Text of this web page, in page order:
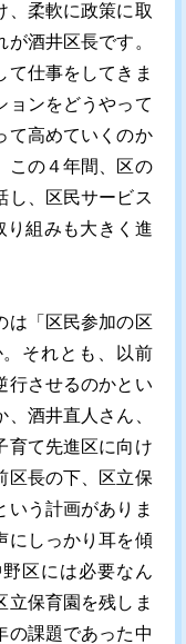
、柔軟に政策に取
酒井区長です。
て仕事をしてきま
ョンをどうやって
て高めていくのか
この４年間、区の
し、区民サービス
り組みも大きく進
「区民参加の区
それとも、以前
行させるのかとい
酒井直人さん、
育て先進区に向け
区長の下、区立保
いう計画がありま
にしっかり耳を傾
区には必要なん
立保育園を残しま
の課題であった中